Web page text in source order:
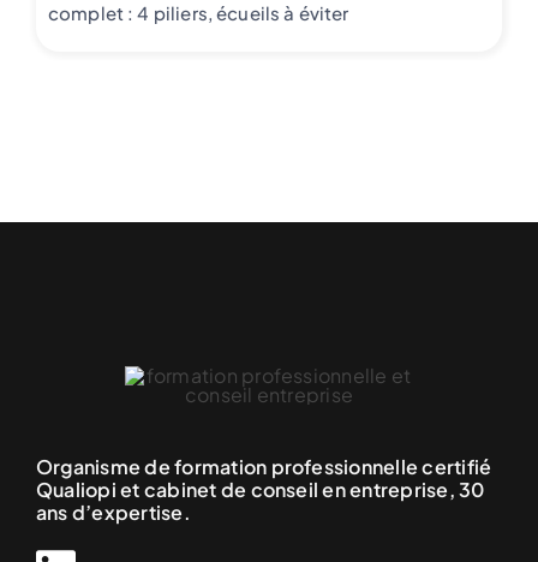
complet : 4 piliers, écueils à éviter
Organisme de formation professionnelle certifié
Qualiopi et cabinet de conseil en entreprise, 30
ans d’expertise.